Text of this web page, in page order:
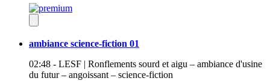
ambiance science-fiction 01
02:48 - LESF | Ronflements sourd et aigu – ambiance d'usine
du futur – angoissant – science-fiction